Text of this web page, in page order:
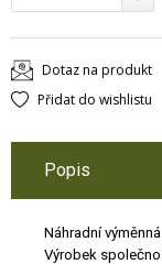
Dotaz na produkt
Přidat do wishlistu
Popis
Náhradní
Výrobek